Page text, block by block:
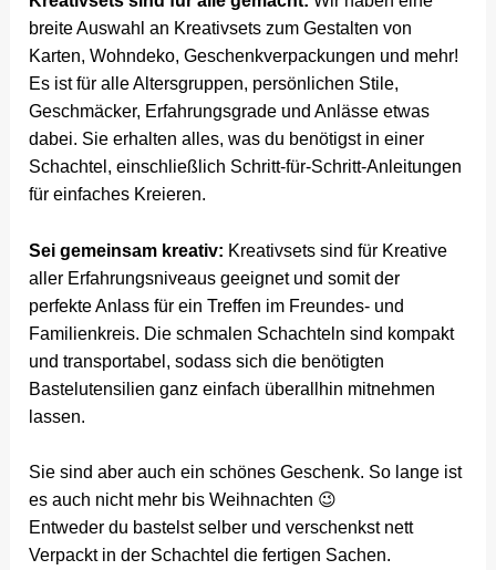
breite Auswahl an Kreativsets zum Gestalten von
Karten, Wohndeko, Geschenkverpackungen und mehr!
Es ist für alle Altersgruppen, persönlichen Stile,
Geschmäcker, Erfahrungsgrade und Anlässe etwas
dabei. Sie erhalten alles, was du benötigst in einer
Schachtel, einschließlich Schritt-für-Schritt-Anleitungen
für einfaches Kreieren.
Sei gemeinsam kreativ: Kreativsets sind für Kreative
aller Erfahrungsniveaus geeignet und somit der
perfekte Anlass für ein Treffen im Freundes- und
Familienkreis. Die schmalen Schachteln sind kompakt
und transportabel, sodass sich die benötigten
Bastelutensilien ganz einfach überallhin mitnehmen
lassen.
Sie sind aber auch ein schönes Geschenk. So lange ist
es auch nicht mehr bis Weihnachten 😉
Entweder du bastelst selber und verschenkst nett
Verpackt in der Schachtel die fertigen Sachen.